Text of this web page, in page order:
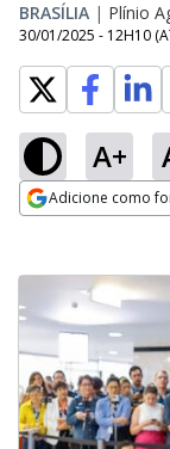
BRASÍLIA | Plínio
30/01/2025 - 12H10
A+
Adicione como